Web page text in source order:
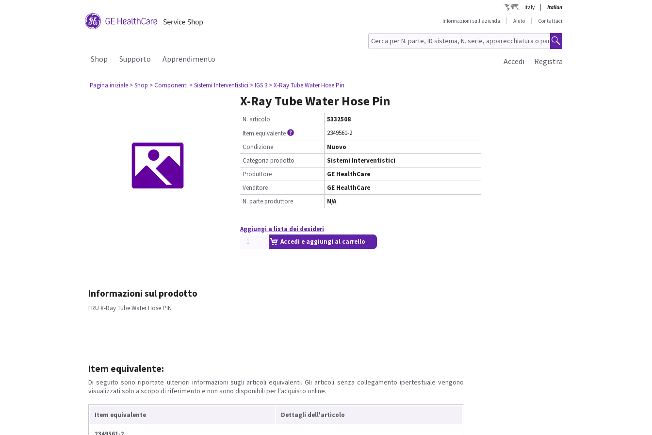
Italy
Italian
Informazioni sull'azienda
Aiuto Contattaci
Shop Supporto Apprendimento Registra
Accedi
Pagina iniziale > Shop > Componenti > Sistemi Interventistici > IGS 3 > X-Ray Tube Water Hose Pin
X-Ray Tube Water Hose Pin
N. articolo
5332508
Item equivalente
2349561-2
Condizione
Nuovo
Categoria prodotto
Sistemi Interventistici
Produttore
GE HealthCare
Venditore
GE HealthCare
N. parte produttore
N/A
Aggiungi a lista dei desideri
Accedi e aggiungi al carrello
Informazioni sul prodotto
FRU X-Ray Tube Water Hose PIN
Item equivalente:
Di seguito sono riportate ulteriori informazioni sugli articoli equivalenti. Gli articoli senza collegamento ipertestuale vengono
visualizzati solo a scopo di riferimento e non sono disponibili per l'acquisto online.
Item equivalente Dettagli dell'articolo